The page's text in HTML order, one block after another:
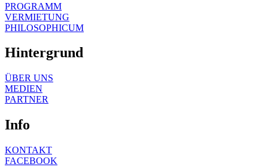
PROGRAMM
VERMIETUNG
PHILOSOPHICUM
Hintergrund
ÜBER UNS
MEDIEN
PARTNER
Info
KONTAKT
FACEBOOK